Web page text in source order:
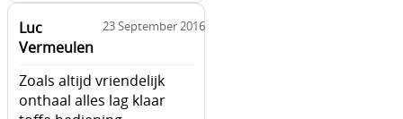
Luc
Vermeulen
23 September 2016
Zoals altijd vriendelijk
onthaal alles lag klaar